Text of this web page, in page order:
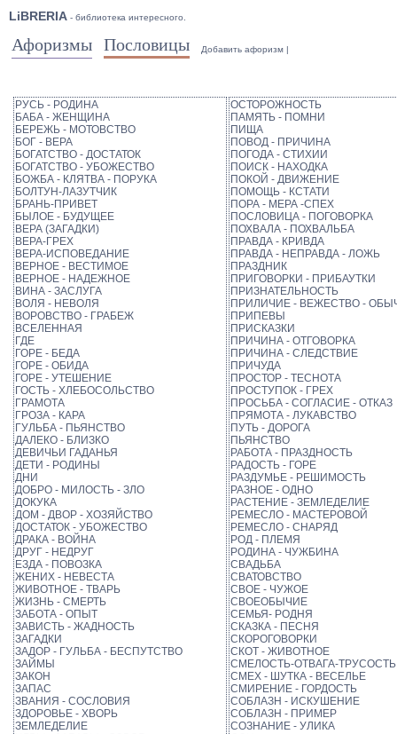
LiBRERIA - библиотека интересного.
Афоризмы Пословицы Добавить афоризм |
PУСЬ - РОДИНА
БАБА - ЖЕНЩИНА
БЕРЕЖЬ - МОТОВСТВО
БОГ - ВЕРА
БОГАТСТВО - ДОСТАТОК
БОГАТСТВО - УБОЖЕСТВО
БОЖБА - КЛЯТВА - ПОРУКА
БОЛТУН-ЛАЗУТЧИК
БРАНЬ-ПРИВЕТ
БЫЛОЕ - БУДУЩЕЕ
ВЕРА (ЗАГАДКИ)
ВЕРА-ГРЕХ
ВЕРА-ИСПОВЕДАНИЕ
ВЕРНОЕ - ВЕСТИМОЕ
ВЕРНОЕ - НАДЕЖНОЕ
ВИНА - ЗАСЛУГА
ВОЛЯ - НЕВОЛЯ
ВОРОВСТВО - ГРАБЕЖ
ВСЕЛЕННАЯ
ГДЕ
ГОРЕ - БЕДА
ГОРЕ - ОБИДА
ГОРЕ - УТЕШЕНИЕ
ГОСТЬ - ХЛЕБОСОЛЬСТВО
ГРАМОТА
ГРОЗА - КАРА
ГУЛЬБА - ПЬЯНСТВО
ДАЛЕКО - БЛИЗКО
ДЕВИЧЬИ ГАДАНЬЯ
ДЕТИ - РОДИНЫ
ДНИ
ДОБРО - МИЛОСТЬ - ЗЛО
ДОКУКА
ДОМ - ДВОР - ХОЗЯЙСТВО
ДОСТАТОК - УБОЖЕСТВО
ДРАКА - ВОЙНА
ДРУГ - НЕДРУГ
ЕЗДА - ПОВОЗКА
ЖЕНИХ - НЕВЕСТА
ЖИВОТНОЕ - ТВАРЬ
ЖИЗНЬ - СМЕРТЬ
ЗАБОТА - ОПЫТ
ЗАВИСТЬ - ЖАДНОСТЬ
ЗАГАДКИ
ЗАДОР - ГУЛЬБА - БЕСПУТСТВО
ЗАЙМЫ
ЗАКОН
ЗАПАС
ЗВАНИЯ - СОСЛОВИЯ
ЗДОРОВЬЕ - ХВОРЬ
ЗЕМЛЕДЕЛИЕ
ОСТОРОЖНОСТЬ
ПАМЯТЬ - ПОМНИ
ПИЩА
ПОВОД - ПРИЧИНА
ПОГОДА - СТИХИИ
ПОИСК - НАХОДКА
ПОКОЙ - ДВИЖЕНИЕ
ПОМОЩЬ - КСТАТИ
ПОРА - МЕРА -СПЕХ
ПОСЛОВИЦА - ПОГОВОРКА
ПОХВАЛА - ПОХВАЛЬБА
ПРАВДА - КРИВДА
ПРАВДА - НЕПРАВДА - ЛОЖЬ
ПРАЗДНИК
ПРИГОВОРКИ - ПРИБАУТКИ
ПРИЗНАТЕЛЬНОСТЬ
ПРИЛИЧИЕ - ВЕЖЕСТВО -
ПРИПЕВЫ
ПРИСКАЗКИ
ПРИЧИНА - ОТГОВОРКА
ПРИЧИНА - СЛЕДСТВИЕ
ПРИЧУДА
ПРОСТОР - ТЕСНОТА
ПРОСТУПОК - ГРЕХ
ПРОСЬБА - СОГЛАСИЕ - ОТКАЗ
ПРЯМОТА - ЛУКАВСТВО
ПУТЬ - ДОРОГА
ПЬЯНСТВО
РАБОТА - ПРАЗДНОСТЬ
РАДОСТЬ - ГОРЕ
РАЗДУМЬЕ - РЕШИМОСТЬ
РАЗНОЕ - ОДНО
РАСТЕНИЕ - ЗЕМЛЕДЕЛИЕ
РЕМЕСЛО - МАСТЕРОВОЙ
РЕМЕСЛО - СНАРЯД
РОД - ПЛЕМЯ
РОДИНА - ЧУЖБИНА
СВАДЬБА
СВАТОВСТВО
СВОЕ - ЧУЖОЕ
СВОЕОБЫЧИЕ
СЕМЬЯ- РОДНЯ
СКАЗКА - ПЕСНЯ
СКОРОГОВОРКИ
СКОТ - ЖИВОТНОЕ
СМЕЛОСТЬ-ОТВАГА-ТРУСОСТЬ
СМЕХ - ШУТКА - ВЕСЕЛЬЕ
СМИРЕНИЕ - ГОРДОСТЬ
СОБЛАЗН - ИСКУШЕНИЕ
СОБЛАЗН - ПРИМЕР
СОЗНАНИЕ - УЛИКА